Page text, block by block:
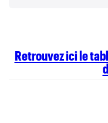
Retrouvez ici le